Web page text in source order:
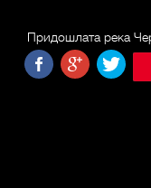
Придошлата река